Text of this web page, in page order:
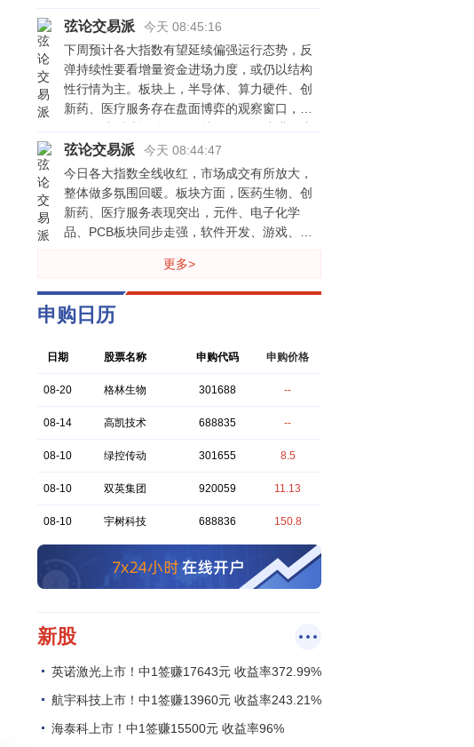
元，占下周解禁规模的64.13%。按8月7日收盘
价计算，解禁市值居前三位的是：陆家嘴
（sh600663）（71.1亿元）、盟固利
（sz301487）（30.58亿元）、凌玮科技
（sz301373）（27.28亿元）。从个股的解禁
量看，解禁股数居前三位的是：陆家嘴
（sh600663）（7.79亿股）、华能蒙电
（sh600863）（5.36亿股）、盟固利
（sz301487）（1.87亿股）。从解禁股份类型
来看，首发原股东限售股份有8家，定向增发机
构配售股份有6家，首发原股东限售股份,首发
战略配售股份有5家，股权激励限售股份有4
家，股权激励一般股份有4家，首发机构配售股
有1家。
弦论交易派
今天 08:45:16
下周预计各大指数有望延续偏强运行态势，反
弹持续性要看增量资金进场力度，或仍以结构
性行情为主。板块上，半导体、算力硬件、创
新药、医疗服务存在盘面博弈的观察窗口，有
向业绩兑现赛道倾斜，注意高位板块分歧回踩
风险，控制仓位跟随轮动节奏，不宜盲目追
高。风险提示：风险提示：以上内容仅供参
考，不构成投资建议，不承诺或保证投资收
益；投资决策由您自主作出，风险自担。市场
弦论交易派
今天 08:44:47
今日各大指数全线收红，市场成交有所放大，
整体做多氛围回暖。板块方面，医药生物、创
新药、医疗服务表现突出，元件、电子化学
品、PCB板块同步走强，软件开发、游戏、数
与医药赛道集中，后续继续观察量能能否持续
释放。风险提示：以上内容仅供参考，不构成
投资建议，不承诺或保证投资收益；投资决策
需谨慎。
今天 07:58:16
板块方向银行：非常标准的5个新低，30分钟级
别回落段已经形成，锚点在周四的高点，突破
期。AI应用：日线转折信号差一点没有突破，
思路，如果想参与需要等一波洗盘之后再说。
问题。半导体、CPO：今天再创新高，波段反
否跌破。
北京红竹
今天 07:58:13
科创50和创业板连续反弹之后，现在市场里最
是不是已经反转了？前面没敢买，现在又开始
下去，已经被折腾怕了。现在一涨，反而想着
赶紧跑。其实这两种纠结，背后都是同一个原
这一轮走到今天，已经给出了两个比较明确的
信号。1、波段防守线已经出来了，就是周四的
之后，后面再次出现回落很正常，差时间的筑
重要了。
巨丰投资张翠霞
今天 07:05:26
4小时运行结束，总结全天市场运行1）市场从
普张修复过渡到良性分歧，个股涨跌参半，本
周沪指收复3900点，科创收复1700点，科技主
易日25475亿元增加1359亿元；3）行业板块方
药、元器件、建材等板块涨幅居前；公共交
通、电信运营、多元金融等板块跌幅居前；4）
大涨超过9%个股170家，上涨超过5%个股478
家，涨幅超过3%个股892家，大跌超过9%个股
徐小明
【盘中直播】语音课见
冯矿伟
今天 07:00:58
下周一见！
更多>